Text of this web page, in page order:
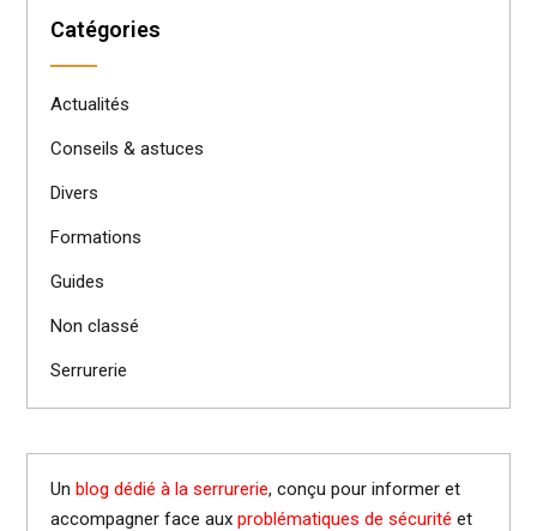
Catégories
Actualités
Conseils & astuces
Divers
Formations
Guides
Non classé
Serrurerie
Un blog dédié à la serrurerie, conçu pour informer et
accompagner face aux problématiques de sécurité et